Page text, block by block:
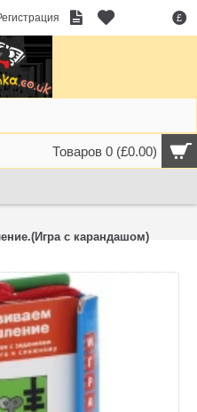
£
Товаров 0 (£0.00)
с карандашом)